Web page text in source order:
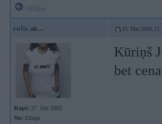
rolis 25. Mar 2008,
Kopš: 27. Oct 2002
No: Zilupe
Kūriņš
bet